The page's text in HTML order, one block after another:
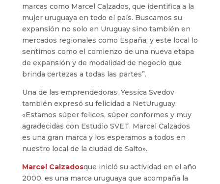
marcas como Marcel Calzados, que identifica a la
mujer uruguaya en todo el país. Buscamos su
expansión no solo en Uruguay sino también en
mercados regionales como España; y este local lo
sentimos como el comienzo de una nueva etapa
de expansión y de modalidad de negocio que
brinda certezas a todas las partes”.
Una de las emprendedoras, Yessica Svedov
también expresó su felicidad a NetUruguay:
«Estamos súper felices, súper conformes y muy
agradecidas con Estudio SVET. Marcel Calzados
es una gran marca y los esperamos a todos en
nuestro local de la ciudad de Salto».
Marcel Calzadosque inició su actividad en el año
2000, es una marca uruguaya que acompaña la